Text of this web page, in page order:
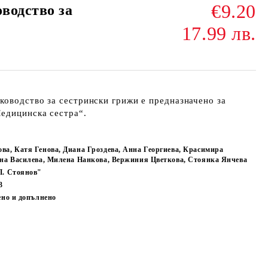
за
€9.20
17.99 лв.
за сестрински грижи е предназначено за
сестра“.
Катя Генова, Диана Гроздева, Анна Георгиева, Красимира
Василева, Милена Нанкова, Вержиния Цветкова, Стоянка Янчева
Стоянов"
и допълнено